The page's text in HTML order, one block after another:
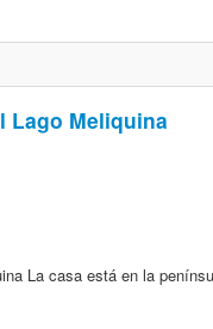
Lago Meliquina
La casa está en la